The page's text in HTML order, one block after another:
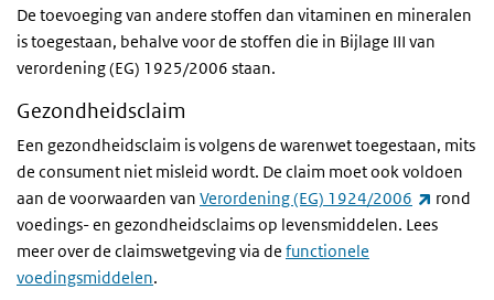
De toevoeging van andere stoffen dan vitaminen en mineralen
is toegestaan, behalve voor de stoffen die in Bijlage III van
verordening (EG) 1925/2006 staan.
Gezondheidsclaim
Een gezondheidsclaim is volgens de warenwet toegestaan, mits
de consument niet misleid wordt. De claim moet ook voldoen
aan de voorwaarden van Verordening (EG) 1924/2006
rond
voedings- en gezondheidsclaims op levensmiddelen. Lees
meer over de claimswetgeving via de functionele
voedingsmiddelen.